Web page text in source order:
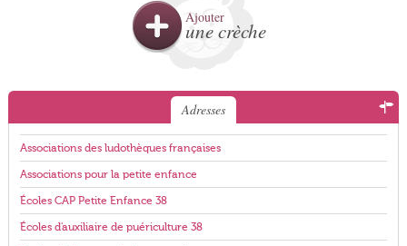
Ajouter
une crèche
Adresses
Associations des ludothèques françaises
Associations pour la petite enfance
Écoles CAP Petite Enfance 38
Écoles d'auxiliaire de puériculture 38